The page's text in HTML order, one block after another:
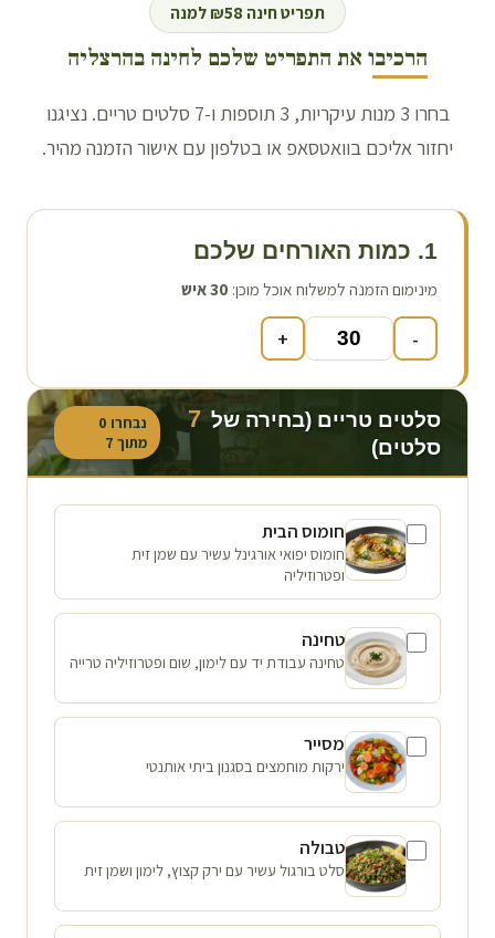
תפריט חינה ₪58 למנה
הרכיבו את התפריט שלכם לחינה בהרצליה
בחרו 3 מנות עיקריות, 3 תוספות ו-7 סלטים טריים. נציגנו
יחזור אליכם בוואטסאפ או בטלפון עם אישור הזמנה מהיר.
1. כמות האורחים שלכם
מינימום הזמנה למשלוח אוכל מוכן: 30איש
-
+
סלטים טריים (בחירה של 7
סלטים)
נבחרו 0
מתוך 7
חומוס הבית
חומוס יפואי אורגינל עשיר עם שמן זית
ופטרוזיליה
טחינה
טחינה עבודת יד עם לימון, שום ופטרוזיליה טרייה
מסייר
ירקות מוחמצים בסגנון ביתי אותנטי
טבולה
סלט בורגול עשיר עם ירק קצוץ, לימון ושמן זית